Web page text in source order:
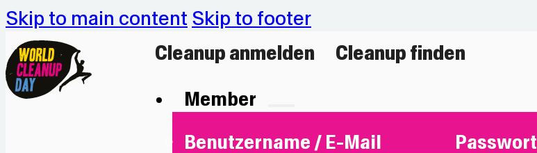
Skip to main content Skip to footer
Cleanup anmelden
Cleanup finden
Member
Benutzername / E-Mail Passwort